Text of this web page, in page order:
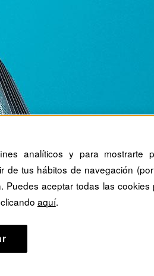
analíticos y para mostrarte
tus hábitos de navegación
Puedes aceptar todas las cookies
aquí.